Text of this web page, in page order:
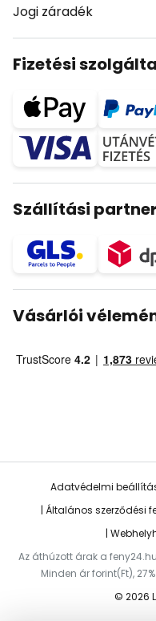
Jogi záradék
Fizetési
Szállítási
Vásárlói
Adatvédelmi
Általános szerződési
Az áthúzott árak a
Minden ár forint(Ft),
© 2026